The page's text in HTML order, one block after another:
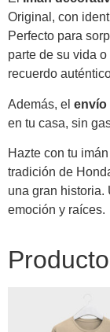
Original, con
Perfecto para
parte de su vida
recuerdo
Además, el envío
en tu casa, sin
Hazte con tu
tradición de
una gran historia.
emoción y raíces.